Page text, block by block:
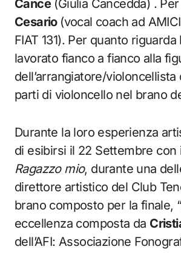
Cance(Giulia Cancedda) .
Cesario (vocal coach ad
FIAT 131). Per quanto
lavorato fianco a fianco alla
dell’arrangiatore/
parti di violoncello nel brano
Durante la loro esperienza
di esibirsi il 22 Settembre con
Ragazzo mio, durante una
direttore artistico del Club
brano composto per la finale,
eccellenza composta da
dell’AFI: Associazione